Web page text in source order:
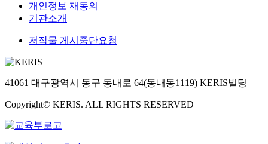
개인정보 재동의
기관소개
저작물 게시중단요청
41061 대구광역시 동구 동내로 64(동내동1119) KERIS빌딩
Copyright© KERIS. ALL RIGHTS RESERVED